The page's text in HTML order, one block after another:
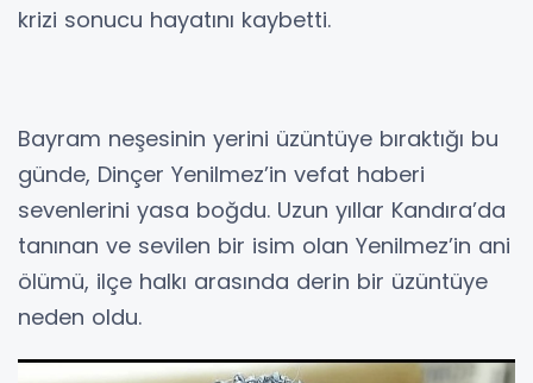
krizi sonucu hayatını kaybetti.
Bayram neşesinin yerini üzüntüye bıraktığı bu
günde, Dinçer Yenilmez’in vefat haberi
sevenlerini yasa boğdu. Uzun yıllar Kandıra’da
tanınan ve sevilen bir isim olan Yenilmez’in ani
ölümü, ilçe halkı arasında derin bir üzüntüye
neden oldu.